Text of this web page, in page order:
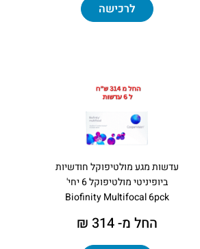
לרכישה
עדשות מגע מולטיפוקל חודשיות
ביופיניטי מולטיפוקל 6 יחי'
Biofinity Multifocal 6pck
החל מ- 314 ₪